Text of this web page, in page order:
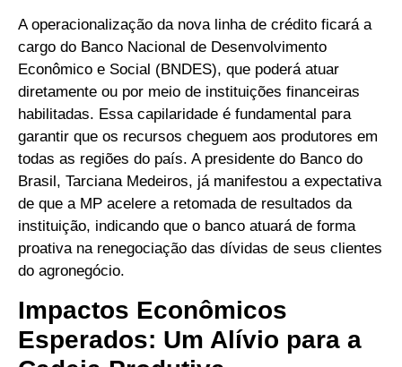
A operacionalização da nova linha de crédito ficará a
cargo do Banco Nacional de Desenvolvimento
Econômico e Social (BNDES), que poderá atuar
diretamente ou por meio de instituições financeiras
habilitadas. Essa capilaridade é fundamental para
garantir que os recursos cheguem aos produtores em
todas as regiões do país. A presidente do Banco do
Brasil, Tarciana Medeiros, já manifestou a expectativa
de que a MP acelere a retomada de resultados da
instituição, indicando que o banco atuará de forma
proativa na renegociação das dívidas de seus clientes
do agronegócio.
Impactos Econômicos
Esperados: Um Alívio para a